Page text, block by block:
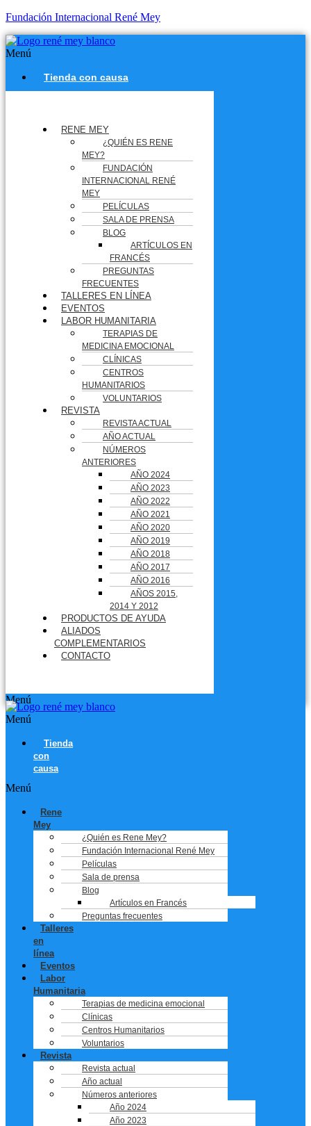
Fundación Internacional René Mey
Menú
Tienda con causa
RENE MEY
¿QUIÉN ES RENE
MEY?
FUNDACIÓN
INTERNACIONAL RENÉ
MEY
PELÍCULAS
SALA DE PRENSA
BLOG
ARTÍCULOS EN
FRANCÉS
PREGUNTAS
FRECUENTES
TALLERES EN LÍNEA
EVENTOS
LABOR HUMANITARIA
TERAPIAS DE
MEDICINA EMOCIONAL
CLÍNICAS
CENTROS
HUMANITARIOS
VOLUNTARIOS
REVISTA
REVISTA ACTUAL
AÑO ACTUAL
NÚMEROS
ANTERIORES
AÑO 2024
AÑO 2023
AÑO 2022
AÑO 2021
AÑO 2020
AÑO 2019
AÑO 2018
AÑO 2017
AÑO 2016
AÑOS 2015,
2014 Y 2012
PRODUCTOS DE AYUDA
ALIADOS
COMPLEMENTARIOS
CONTACTO
Menú
Menú
Tienda
con
causa
Menú
Rene
Mey
¿Quién es Rene Mey?
Fundación Internacional René Mey
Películas
Sala de prensa
Blog
Artículos en Francés
Preguntas frecuentes
Talleres
en
línea
Eventos
Labor
Humanitaria
Terapias de medicina emocional
Clínicas
Centros Humanitarios
Voluntarios
Revista
Revista actual
Año actual
Números anteriores
Año 2024
Año 2023